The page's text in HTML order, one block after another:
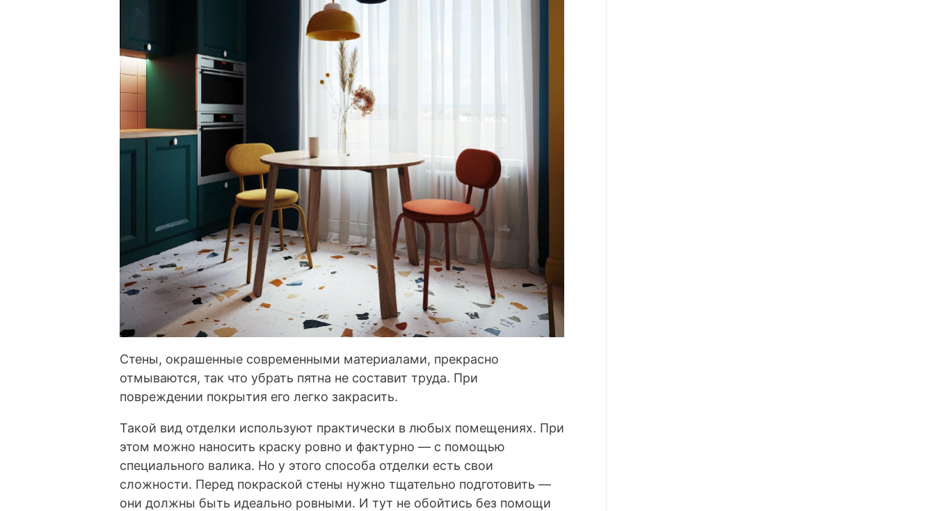
Стены, окрашенные современными материалами, прекрасно
отмываются, так что убрать пятна не составит труда. При
повреждении покрытия его легко закрасить.
Такой вид отделки используют практически в любых помещениях. При
этом можно наносить краску ровно и фактурно — с помощью
специального валика. Но у этого способа отделки есть свои
сложности. Перед покраской стены нужно тщательно подготовить —
они должны быть идеально ровными. И тут не обойтись без помощи